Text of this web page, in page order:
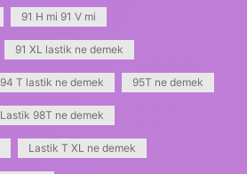
91 H mi 91 V mi
91 XL lastik ne demek
94 T lastik ne demek 95T ne demek
Lastik 98T ne demek
Lastik T XL ne demek